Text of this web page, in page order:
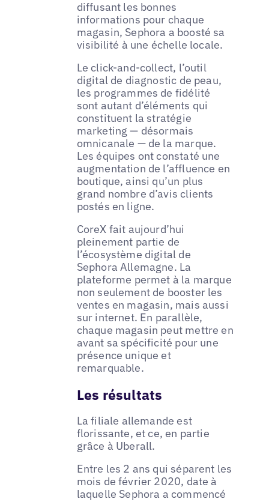
diffusant les bonnes
informations pour chaque
magasin, Sephora a boosté sa
visibilité à une échelle locale.
Le click-and-collect, l’outil
digital de diagnostic de peau,
les programmes de fidélité
sont autant d’éléments qui
constituent la stratégie
marketing — désormais
omnicanale — de la marque.
Les équipes ont constaté une
augmentation de l’affluence en
boutique, ainsi qu’un plus
grand nombre d’avis clients
postés en ligne.
CoreX fait aujourd’hui
pleinement partie de
l’écosystème digital de
Sephora Allemagne. La
plateforme permet à la marque
non seulement de booster les
ventes en magasin, mais aussi
sur internet. En parallèle,
chaque magasin peut mettre en
avant sa spécificité pour une
présence unique et
remarquable.
Les résultats
La filiale allemande est
florissante, et ce, en partie
grâce à Uberall.
Entre les 2 ans qui séparent les
mois de février 2020, date à
laquelle Sephora a commencé